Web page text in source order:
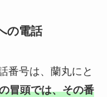
の電話
番号は、蘭丸にと
冒頭では、その番